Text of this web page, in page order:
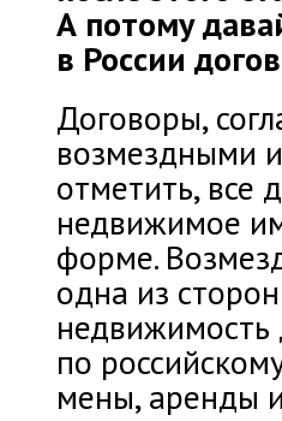
А потому
в России
Договоры,
возмездными
отметить, все
недвижимое
форме.
одна из
по
мены, аренды